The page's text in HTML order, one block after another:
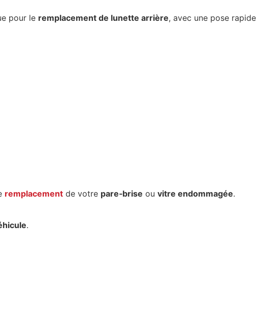
pour le remplacement de lunette arrière, avec une pose rapide
remplacement de votre pare‑brise ou vitre endommagée.
.